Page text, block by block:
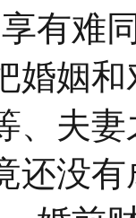
享有
婚姻
、夫
还没